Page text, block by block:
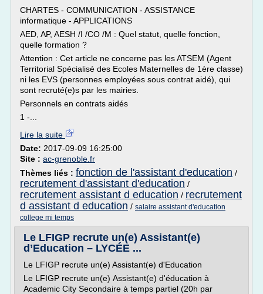
CHARTES - COMMUNICATION - ASSISTANCE
informatique - APPLICATIONS
AED, AP, AESH /I /CO /M : Quel statut, quelle fonction,
quelle formation ?
Attention : Cet article ne concerne pas les ATSEM (Agent
Territorial Spécialisé des Ecoles Maternelles de 1ère classe)
ni les EVS (personnes employées sous contrat aidé), qui
sont recruté(e)s par les mairies.
Personnels en contrats aidés
1 -...
Lire la suite
Date: 2017-09-09 16:25:00
Site : ac-grenoble.fr
Thèmes liés : fonction de l'assistant d'education /
recrutement d'assistant d'education /
recrutement assistant d education / recrutement
d assistant d education / salaire assistant d'education
college mi temps
Le LFIGP recrute un(e) Assistant(e)
d’Education – LYCÉE ...
Le LFIGP recrute un(e) Assistant(e) d'Education
Le LFIGP recrute un(e) Assistant(e) d'éducation à
Academic City Secondaire à temps partiel (20h par